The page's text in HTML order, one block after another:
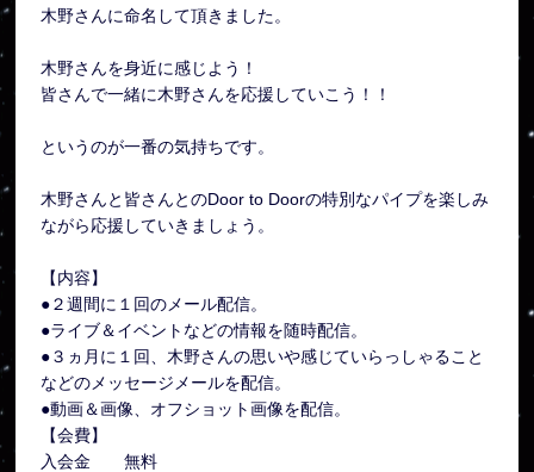
木野さんに命名して頂きました。
木野さんを身近に感じよう！
皆さんで一緒に木野さんを応援していこう！！
というのが一番の気持ちです。
木野さんと皆さんとのDoor to Doorの特別なパイプを楽しみ
ながら応援していきましょう。
【内容】
●２週間に１回のメール配信。
●ライブ＆イベントなどの情報を随時配信。
●３ヵ月に１回、木野さんの思いや感じていらっしゃること
などのメッセージメールを配信。
●動画＆画像、オフショット画像を配信。
【会費】
入会金 無料